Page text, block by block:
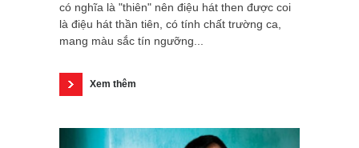
có nghĩa là "thiên" nên điệu hát then được coi
là điệu hát thần tiên, có tính chất trường ca,
mang màu sắc tín ngưỡng...
Xem thêm